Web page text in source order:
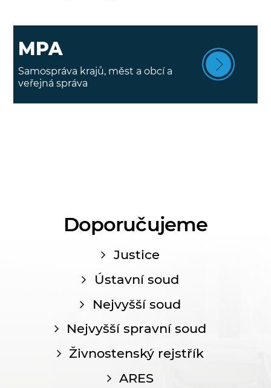
MPA
Samospráva krajů, měst a obcí a
veřejná správa
Doporučujeme
Justice
Ústavní soud
Nejvyšší soud
Nejvyšší spravní soud
Živnostenský rejstřík
ARES